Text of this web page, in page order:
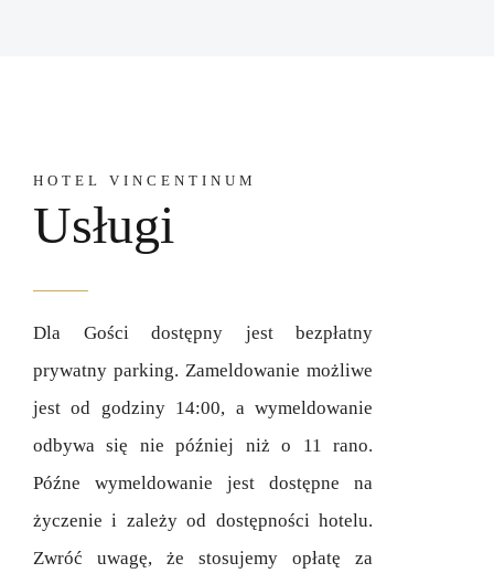
HOTEL VINCENTINUM
Usługi
Dla Gości dostępny jest bezpłatny
prywatny parking. Zameldowanie możliwe
jest od godziny 14:00, a wymeldowanie
odbywa się nie później niż o 11 rano.
Późne wymeldowanie jest dostępne na
życzenie i zależy od dostępności hotelu.
Zwróć uwagę, że stosujemy opłatę za